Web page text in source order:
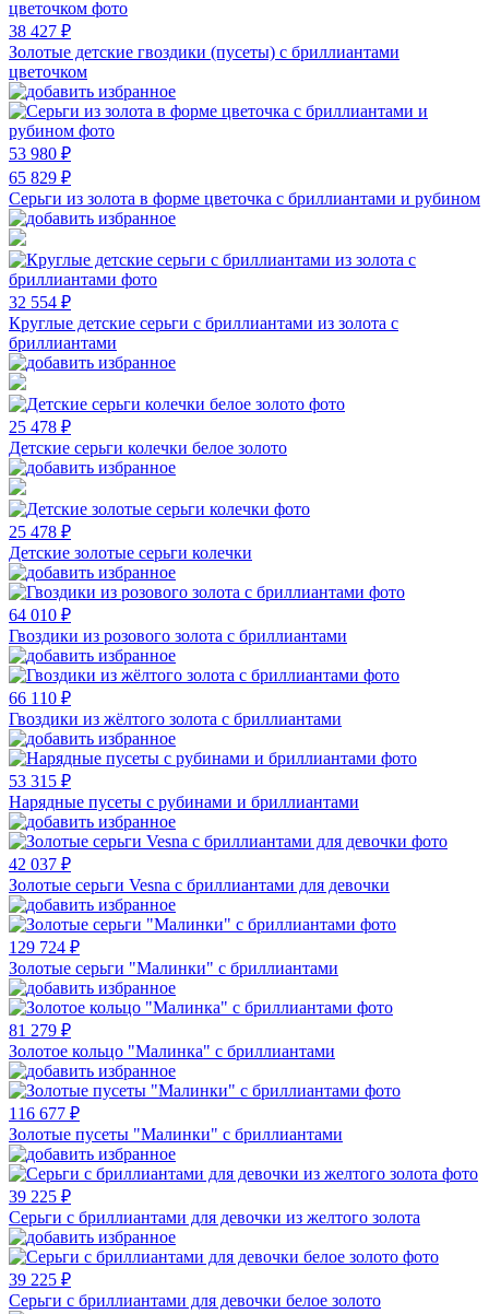
38 427 ₽
Золотые детские гвоздики (пусеты) с бриллиантами
цветочком
53 980 ₽
65 829 ₽
Серьги из золота в форме цветочка с бриллиантами и рубином
32 554 ₽
Круглые детские серьги с бриллиантами из золота с
бриллиантами
25 478 ₽
Детские серьги колечки белое золото
25 478 ₽
Детские золотые серьги колечки
64 010 ₽
Гвоздики из розового золота с бриллиантами
66 110 ₽
Гвоздики из жёлтого золота с бриллиантами
53 315 ₽
Нарядные пусеты с рубинами и бриллиантами
42 037 ₽
Золотые серьги Vesna с бриллиантами для девочки
129 724 ₽
Золотые серьги "Малинки" с бриллиантами
81 279 ₽
Золотое кольцо "Малинка" с бриллиантами
116 677 ₽
Золотые пусеты "Малинки" с бриллиантами
39 225 ₽
Серьги с бриллиантами для девочки из желтого золота
39 225 ₽
Серьги с бриллиантами для девочки белое золото